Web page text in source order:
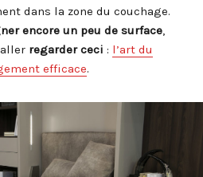
dans la zone du couchage.
encore un peu de surface,
regarder ceci : l’art du
efficace.